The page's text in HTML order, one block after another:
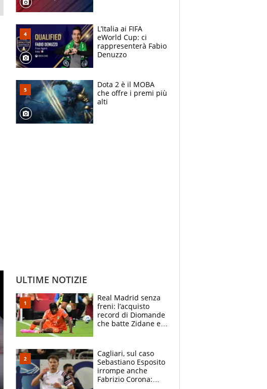
L’Italia ai FIFA
eWorld Cup: ci
rappresenterà Fabio
Denuzzo
Dota 2 è il MOBA
che offre i premi più
alti
ULTIME NOTIZIE
Real Madrid senza
freni: l’acquisto
record di Diomande
che batte Zidane e
Cagliari, sul caso
Sebastiano Esposito
irrompe anche
Fabrizio Corona: